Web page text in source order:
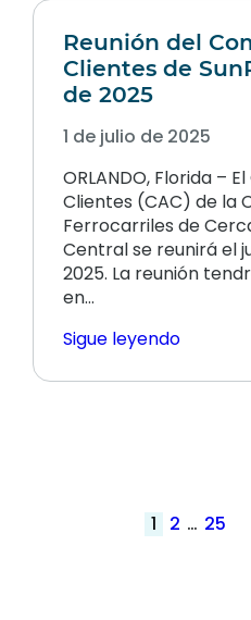
Reunión del
Clientes de
de 2025
1 de julio de 2025
ORLANDO, Florida –
Clientes (CAC) de la
Ferrocarriles de
Central se reunirá el
2025. La reunión
en…
Sigue leyendo
1 2 … 25